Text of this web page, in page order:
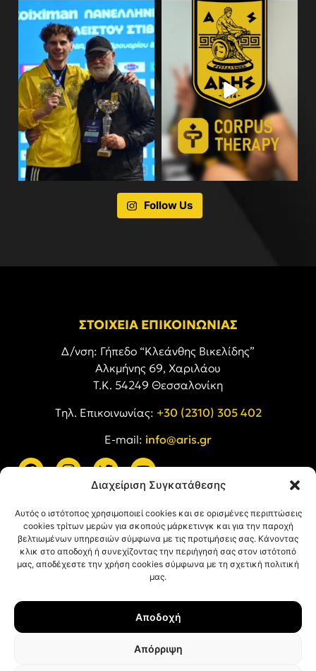
Διαχείριση Συγκατάθεσης
Αυτός ο ιστότοπος χρησιμοποιεί cookies και σε ορισμένες περιπτώσεις
cookies τρίτων μερών για σκοπούς μάρκετινγκ και για την παροχή
βελτιωμένων υπηρεσιών σύμφωνα με τις προτιμήσεις σας. Κάνοντας
κλικ στο αποδοχή ή συνεχίζοντας την περιήγησή σας στον ιστότοπό
μας, αποδέχεστε την χρήση cookies σύμφωνα με τη σχετική πολιτική
μας.
Αποδοχή
Απόρριψη
Follow Us
ΣΤΟΙΧΕΙΑ ΕΠΙΚΟΙΝΩΝΙΑΣ
Δ/νση: Γήπεδο “Κλεάνθης Βικελίδης”
Αλκμήνης 69, Χαριλάου
Τ.Κ. 54249 Θεσσαλονίκη
Tηλ. Επικοινωνίας: +30 (2310) 305 402
E-mail: info@aris.gr
Όροι Χρήσης
Πολιτική Cookies